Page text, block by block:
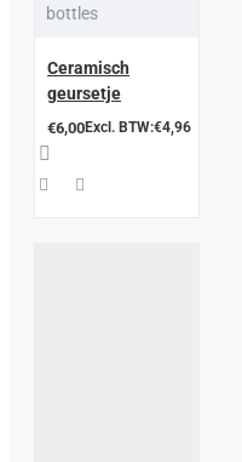
bottles
Ceramisch
geursetje
€6,00Excl. BTW:€4,96